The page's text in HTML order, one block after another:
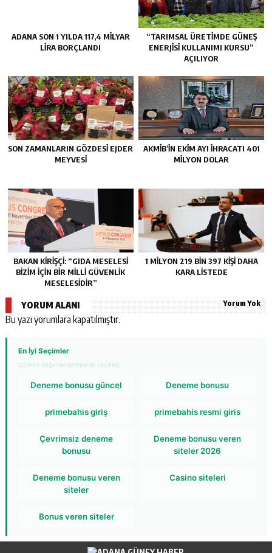
ADANA SON 1 YILDA 117,4 MİLYAR
LİRA BORÇLANDI
“TARIMSAL ÜRETİMDE GÜNEŞ
ENERJİSİ KULLANIMI KURSU”
AÇILIYOR
SON ZAMANLARIN GÖZDESİ EJDER
MEYVESİ
AKMİB’İN EKİM AYI İHRACATI 401
MİLYON DOLAR
BAKAN KİRİŞÇİ: “GIDA MESELESİ
BİZİM İÇİN BİR MİLLİ GÜVENLİK
MESELESİDİR”
1 MİLYON 219 BİN 397 KİŞİ DAHA
KARA LİSTEDE
YORUM ALANI Yorum Yok
Bu yazı yorumlara kapatılmıştır.
En İyi Seçimler
Uzman değerlendirmesi ile seçilmiş
Deneme bonusu güncel Deneme bonusu
primebahis giriş primebahis resmi giris
Çevrimsiz deneme
bonusu
Deneme bonusu veren
siteler 2026
Deneme bonusu veren
siteler
Casino siteleri
Bonus veren siteler